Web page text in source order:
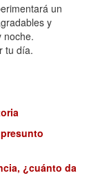
un
y
noche.
tu día.
¿cuánto da